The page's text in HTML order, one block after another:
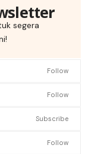
segera
Follow
Follow
Subscribe
Follow